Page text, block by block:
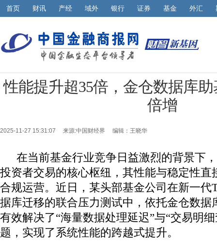
首页 财讯 产经 域外 银行 证券 基金 外汇
性能提升超35倍，金仓数据库
倍增
2025-11-27 15:31:07 来源:中国财经界 编辑：王晓华
在当前基金行业竞争日益激烈的背景下
投资者交易的核心枢纽，其性能与稳定性直
合规运营。近日，某头部基金公司在新一代
据库迁移的联合压力测试中，依托金仓数据
有效解决了“海量数据处理延迟”与“交易明
题，实现了系统性能的跨越式提升。